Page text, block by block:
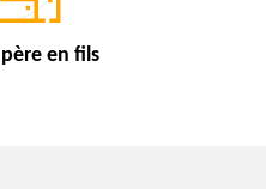
père en fils